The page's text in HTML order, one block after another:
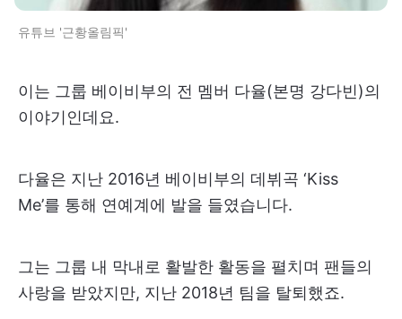
유튜브 '근황올림픽'
이는 그룹 베이비부의 전 멤버 다율(본명 강다빈)의
이야기인데요.
다율은 지난 2016년 베이비부의 데뷔곡 ‘Kiss
Me’를 통해 연예계에 발을 들였습니다.
그는 그룹 내 막내로 활발한 활동을 펼치며 팬들의
사랑을 받았지만, 지난 2018년 팀을 탈퇴했죠.